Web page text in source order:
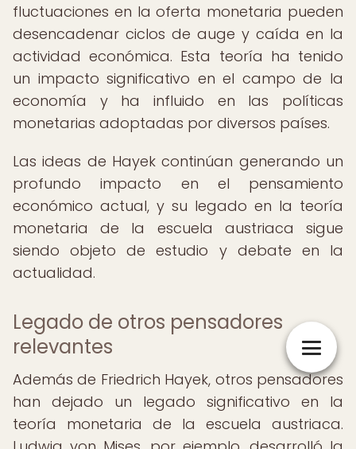
fluctuaciones en la oferta monetaria pueden
desencadenar ciclos de auge y caída en la
actividad económica. Esta teoría ha tenido
un impacto significativo en el campo de la
economía y ha influido en las políticas
monetarias adoptadas por diversos países.
Las ideas de Hayek continúan generando un
profundo impacto en el pensamiento
económico actual, y su legado en la teoría
monetaria de la escuela austriaca sigue
siendo objeto de estudio y debate en la
actualidad.
Legado de otros pensadores
relevantes
Además de Friedrich Hayek, otros pensadores
han dejado un legado significativo en la
teoría monetaria de la escuela austriaca.